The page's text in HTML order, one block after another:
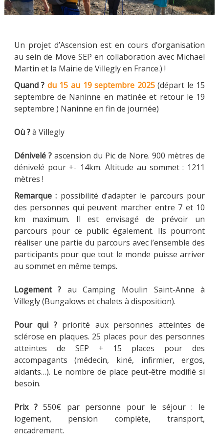
PARRAINAGE
NOUS CONTACTER
Un projet d’Ascension est en cours d’organisation
au sein de Move SEP en collaboration avec Michael
Martin et la Mairie de Villegly en France.) !
Quand ? du 15 au 19 septembre 2025(départ le 15
septembre de Naninne en matinée et retour le 19
septembre ) Naninne en fin de journée)
Où ?à Villegly
Dénivelé ?ascension du Pic de Nore. 900 mètres de
dénivelé pour +- 14km. Altitude au sommet : 1211
mètres !
Remarque : possibilité d’adapter le parcours pour
des personnes qui peuvent marcher entre 7 et 10
km maximum. Il est envisagé de prévoir un
parcours pour ce public également. Ils pourront
réaliser une partie du parcours avec l’ensemble des
participants pour que tout le monde puisse arriver
au sommet en même temps.
Logement ? au Camping Moulin Saint-Anne à
Villegly (Bungalows et chalets à disposition).
Pour qui ?priorité aux personnes atteintes de
sclérose en plaques. 25 places pour des personnes
atteintes de SEP + 15 places pour des
accompagants (médecin, kiné, infirmier, ergos,
aidants…). Le nombre de place peut-être modifié si
besoin.
Prix ?550€ par personne pour le séjour : le
logement, pension complète, transport,
encadrement.